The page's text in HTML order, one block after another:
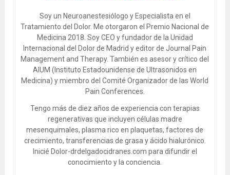
Soy un Neuroanestesiólogo y Especialista en el
Tratamiento del Dolor. Me otorgaron el Premio Nacional de
Medicina 2018. Soy CEO y fundador de la Unidad
Internacional del Dolor de Madrid y editor de Journal Pain
Management and Therapy. También es asesor y crítico del
AIUM (Instituto Estadounidense de Ultrasonidos en
Medicina) y miembro del Comité Organizador de las World
Pain Conferences.
Tengo más de diez años de experiencia con terapias
regenerativas que incluyen células madre
mesenquimales, plasma rico en plaquetas, factores de
crecimiento, transferencias de grasa y ácido hialurónico.
Inicié Dolor-drdelgadocidranes.com para difundir el
conocimiento y la conciencia.